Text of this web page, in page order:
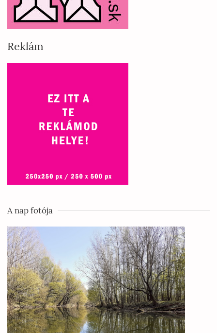
Reklám
A nap fotója